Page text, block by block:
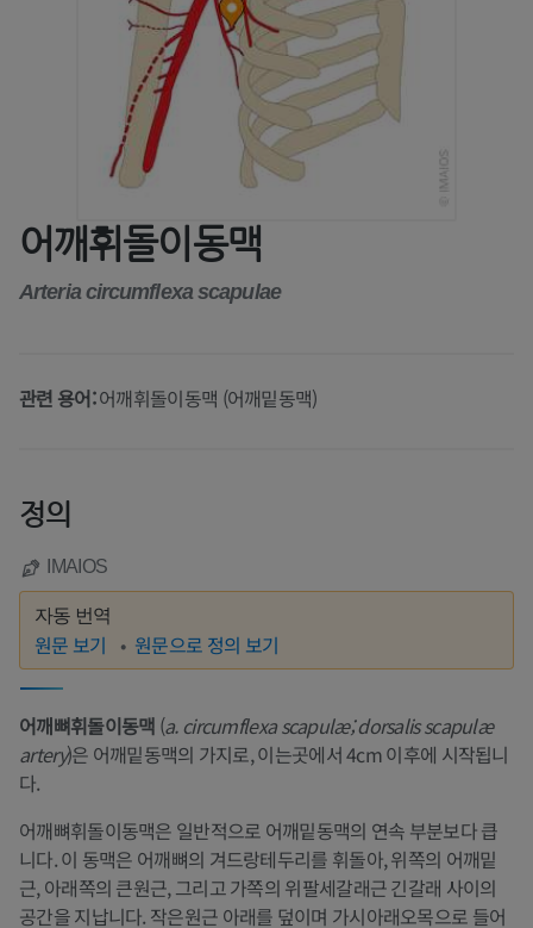
어깨휘돌이동맥
Arteria circumflexa scapulae
관련 용어:어깨휘돌이동맥 (어깨밑동맥)
정의
IMAIOS
자동 번역
원문 보기 원문으로 정의 보기
어깨뼈휘돌이동맥 (a. circumflexa scapulæ; dorsalis scapulæ
artery)은 어깨밑동맥의 가지로, 이는곳에서 4cm 이후에 시작됩니
다.
어깨뼈휘돌이동맥은 일반적으로 어깨밑동맥의 연속 부분보다 큽
니다. 이 동맥은 어깨뼈의 겨드랑테두리를 휘돌아, 위쪽의 어깨밑
근, 아래쪽의 큰원근, 그리고 가쪽의 위팔세갈래근 긴갈래 사이의
공간을 지납니다. 작은원근 아래를 덮이며 가시아래오목으로 들어